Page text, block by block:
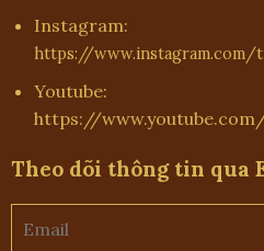
Instagram:
https://www.instagram.com/
Youtube:
https://
Theo dõi thông tin qua